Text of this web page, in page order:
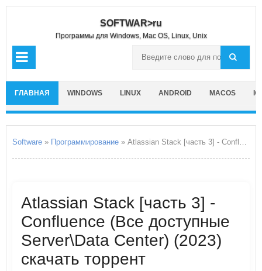
SOFTWAR>ru
Программы для Windows, Mac OS, Linux, Unix
ГЛАВНАЯ WINDOWS LINUX ANDROID MACOS
Software » Программирование » Atlassian Stack [часть 3] - Confluence
Atlassian Stack [часть 3] -
Confluence (Все доступные
Server\Data Center) (2023)
скачать торрент